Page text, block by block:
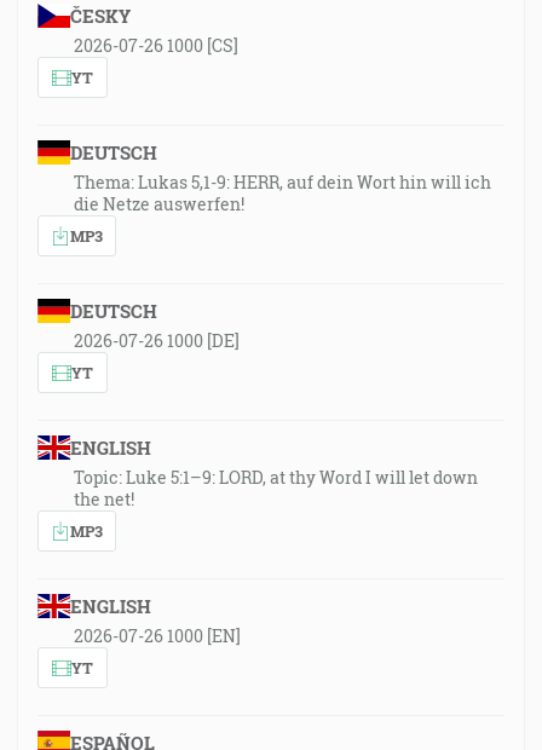
ČESKY
2026-07-26 1000 [CS]
YT
DEUTSCH
Thema: Lukas 5,1-9: HERR, auf dein Wort hin will ich
die Netze auswerfen!
MP3
DEUTSCH
2026-07-26 1000 [DE]
YT
ENGLISH
Topic: Luke 5:1–9: LORD, at thy Word I will let down
the net!
MP3
ENGLISH
2026-07-26 1000 [EN]
YT
ESPAÑOL